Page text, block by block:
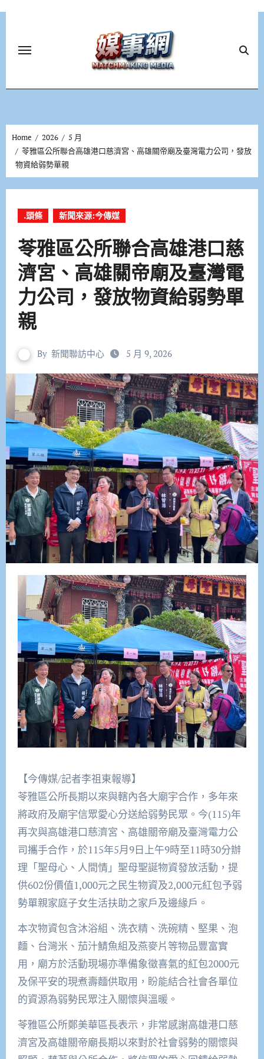
Home 2026
5 月
苓雅區公所聯合高雄港口慈濟宮、高雄關帝廟及臺灣電力公司，發放
物資給弱勢單親
.頭條 新聞來源:今傳媒
苓雅區公所聯合高雄港口慈
濟宮、高雄關帝廟及臺灣電
力公司，發放物資給弱勢單
親
By 新聞聯訪中心 5 月 9, 2026
【今傳媒/記者李祖東報導】
苓雅區公所長期以來與轄內各大廟宇合作，多年來
將政府及廟宇信眾愛心分送給弱勢民眾。今(115)年
再次與高雄港口慈濟宮、高雄關帝廟及臺灣電力公
司攜手合作，於115年5月9日上午9時至11時30分辦
理「聖母心、人間情」聖母聖誕物資發放活動，提
供602份價值1,000元之民生物資及2,000元紅包予弱
勢單親家庭子女生活扶助之家戶及邊緣戶。
本次物資包含沐浴組、洗衣精、洗碗精、堅果、泡
麵、台灣米、茄汁鯖魚組及燕麥片等物品豐富實
用，廟方於活動現場亦準備象徵喜氣的紅包2000元
及保平安的現煮壽麵供取用，盼能結合社會各單位
的資源為弱勢民眾注入關懷與溫暖。
苓雅區公所鄭美華區長表示，非常感謝高雄港口慈
濟宮及高雄關帝廟長期以來對於社會弱勢的關懷與